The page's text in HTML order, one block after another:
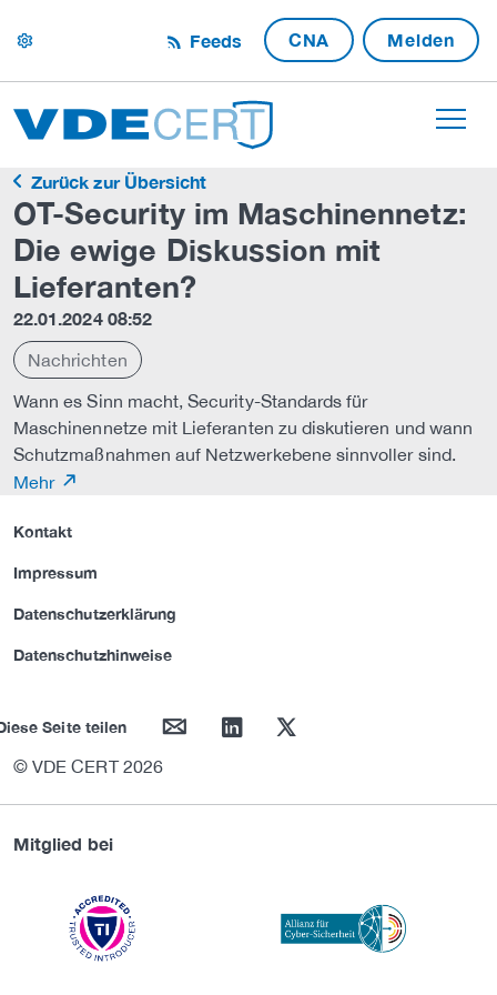
settings Feeds CNA Melden
Zurück zur Übersicht
OT-Security im Maschinennetz:
Die ewige Diskussion mit
Lieferanten?
22.01.2024 08:52
Nachrichten
Wann es Sinn macht, Security-Standards für
Maschinennetze mit Lieferanten zu diskutieren und wann
Schutzmaßnahmen auf Netzwerkebene sinnvoller sind.
Mehr
Kontakt
Impressum
Datenschutzerklärung
Datenschutzhinweise
Seite teilen mail linkedin twitter
© VDE CERT 2026
Mitglied bei